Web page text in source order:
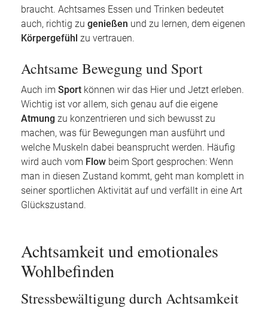
braucht. Achtsames Essen und Trinken bedeutet
auch, richtig zu genießen und zu lernen, dem eigenen
Körpergefühl zu vertrauen.
Achtsame Bewegung und Sport
Auch im Sport können wir das Hier und Jetzt erleben.
Wichtig ist vor allem, sich genau auf die eigene
Atmung zu konzentrieren und sich bewusst zu
machen, was für Bewegungen man ausführt und
welche Muskeln dabei beansprucht werden. Häufig
wird auch vom Flow beim Sport gesprochen: Wenn
man in diesen Zustand kommt, geht man komplett in
seiner sportlichen Aktivität auf und verfällt in eine Art
Glückszustand.
Achtsamkeit und emotionales
Wohlbefinden
Stressbewältigung durch Achtsamkeit